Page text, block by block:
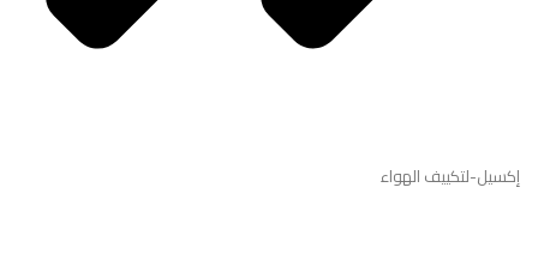
إكسيل-لتكييف الهواء